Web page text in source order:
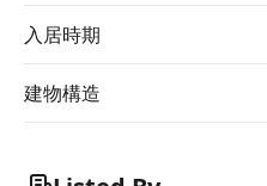
入居時期
建物構造